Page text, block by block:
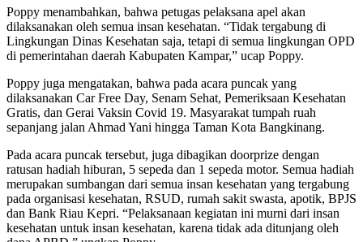
Poppy menambahkan, bahwa petugas pelaksana apel akan
dilaksanakan oleh semua insan kesehatan. “Tidak tergabung di
Lingkungan Dinas Kesehatan saja, tetapi di semua lingkungan OPD
di pemerintahan daerah Kabupaten Kampar,” ucap Poppy.
Poppy juga mengatakan, bahwa pada acara puncak yang
dilaksanakan Car Free Day, Senam Sehat, Pemeriksaan Kesehatan
Gratis, dan Gerai Vaksin Covid 19. Masyarakat tumpah ruah
sepanjang jalan Ahmad Yani hingga Taman Kota Bangkinang.
Pada acara puncak tersebut, juga dibagikan doorprize dengan
ratusan hadiah hiburan, 5 sepeda dan 1 sepeda motor. Semua hadiah
merupakan sumbangan dari semua insan kesehatan yang tergabung
pada organisasi kesehatan, RSUD, rumah sakit swasta, apotik, BPJS
dan Bank Riau Kepri. “Pelaksanaan kegiatan ini murni dari insan
kesehatan untuk insan kesehatan, karena tidak ada ditunjang oleh